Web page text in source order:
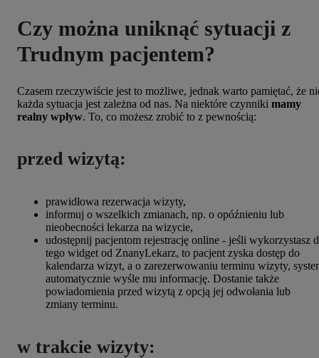
Czy można uniknąć sytuacji z
Trudnym pacjentem?
Czasem rzeczywiście jest to możliwe, jednak warto pamiętać, że
każda sytuacja jest zależna od nas. Na niektóre czynniki mamy
realny wpływ. To, co możesz zrobić to z pewnością:
przed wizytą:
prawidłowa rezerwacja wizyty,
informuj o wszelkich zmianach, np. o opóźnieniu lub
nieobecności lekarza na wizycie,
udostępnij pacjentom rejestrację online - jeśli wykorzystasz
tego widget od ZnanyLekarz, to pacjent zyska dostęp do
kalendarza wizyt, a o zarezerwowaniu terminu wizyty,
automatycznie wyśle mu informację. Dostanie także
powiadomienia przed wizytą z opcją jej odwołania lub
zmiany terminu.
w trakcie wizyty: